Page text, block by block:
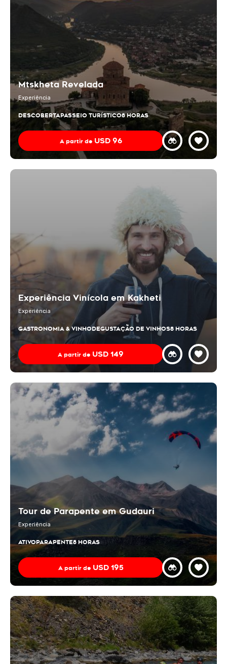
Mtskheta Revelada
Experiência
DESCOBERTAPASSEIO TURÍSTICO8 HORAS
A partir de USD 96
Experiência Vinícola em Kakheti
Experiência
GASTRONOMIA & VINHODEGUSTAÇÃO DE VINHOS8 HORAS
A partir de USD 149
Tour de Parapente em Gudauri
Experiência
ATIVOPARAPENTE8 HORAS
A partir de USD 195